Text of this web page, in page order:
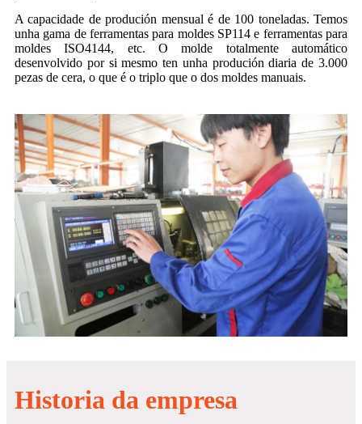
A capacidade de produción mensual é de 100 toneladas. Temos
unha gama de ferramentas para moldes SP114 e ferramentas para
moldes ISO4144, etc. O molde totalmente automático
desenvolvido por si mesmo ten unha produción diaria de 3.000
pezas de cera, o que é o triplo que o dos moldes manuais.
Historia da empresa